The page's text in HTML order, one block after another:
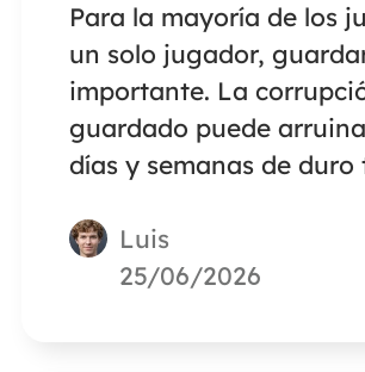
Para la mayoría de los
un solo jugador,
importante. La
guardado puede
días y semanas de duro
ante problemas como
post presentará a
Luis
25/06/2026